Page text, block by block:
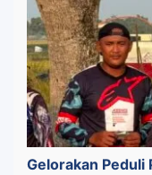
Gelorakan Peduli